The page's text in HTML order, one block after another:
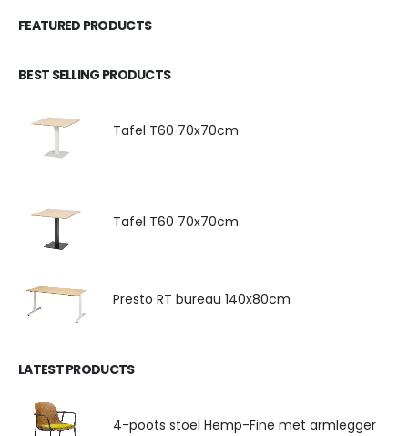
FEATURED PRODUCTS
BEST SELLING PRODUCTS
Tafel T60 70x70cm
Tafel T60 70x70cm
Presto RT bureau 140x80cm
LATEST PRODUCTS
4-poots stoel Hemp-Fine met armlegger